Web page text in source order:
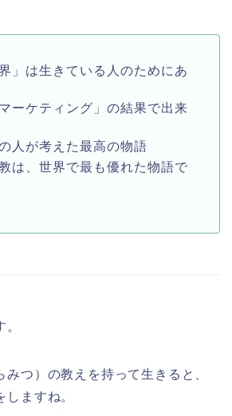
」は生きている人のためにあ
ーケティング」の結果で出来
人が考えた最高の物語
は、世界で最も優れた物語で
みつ）の教えを持って生きると、
ますね。